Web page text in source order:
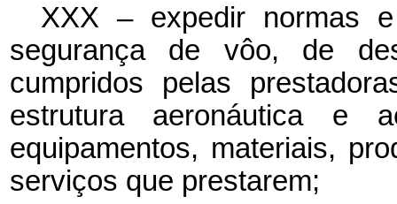
XXX – expedir normas
segurança de vôo, de
cumpridos pelas
estrutura aeronáutica e
equipamentos, materiais,
serviços que prestarem;